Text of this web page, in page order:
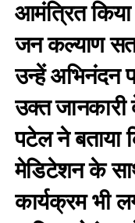
आमंत्रित
जन कल्याण
उन्हें अभिनंदन
उक्त
पटेल ने बताया
मेडिटेशन के
कार्यक्रम भी